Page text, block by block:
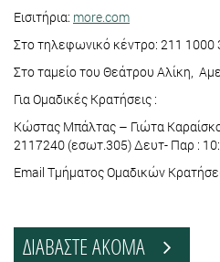
Εισιτήρια: more.com
Στο τηλεφωνικό κέντρο: 211 1000
Στο ταμείο του Θεάτρου Αλίκη,
Για Ομαδικές Κρατήσεις :
Κώστας Μπάλτας – Γιώτα
2117240 (εσωτ.305) Δευτ- Παρ :
Εmail Τμήματος Ομαδικών
ΔΙΑΒΑΣΤΕ ΑΚΟΜΑ